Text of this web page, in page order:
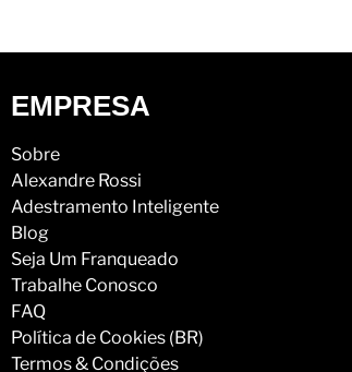
EMPRESA
Sobre
Alexandre Rossi
Adestramento Inteligente
Blog
Seja Um Franqueado
Trabalhe Conosco
FAQ
Política de Cookies (BR)
Termos & Condições